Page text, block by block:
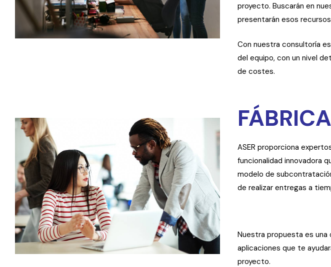
proyecto. Buscarán en
presentarán esos
Con nuestra consultoría
del equipo, con un nivel
de costes.
FÁBRICA
ASER proporciona
funcionalidad innovadora
modelo de
de realizar entregas a
Nuestra propuesta es
aplicaciones que te
proyecto.